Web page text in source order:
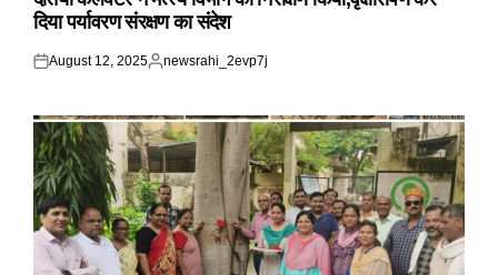
दिया पर्यावरण संरक्षण का संदेश
Posted
August 12, 2025
Posted
newsrahi_2evp7j